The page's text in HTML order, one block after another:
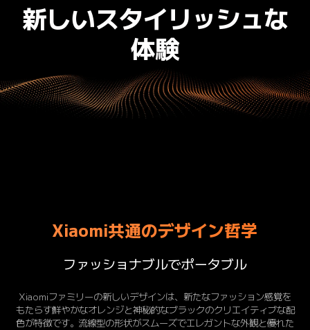
新しいスタイリッシュな
体験
Xiaomi共通のデザイン哲学
ファッショナブルでポータブル
Xiaomiファミリーの新しいデザインは、新たなファッション感覚を
もたらす鮮やかなオレンジと神秘的なブラックのクリエイティブな配
色が特徴です。流線型の形状がスムーズでエレガントな外観と優れた